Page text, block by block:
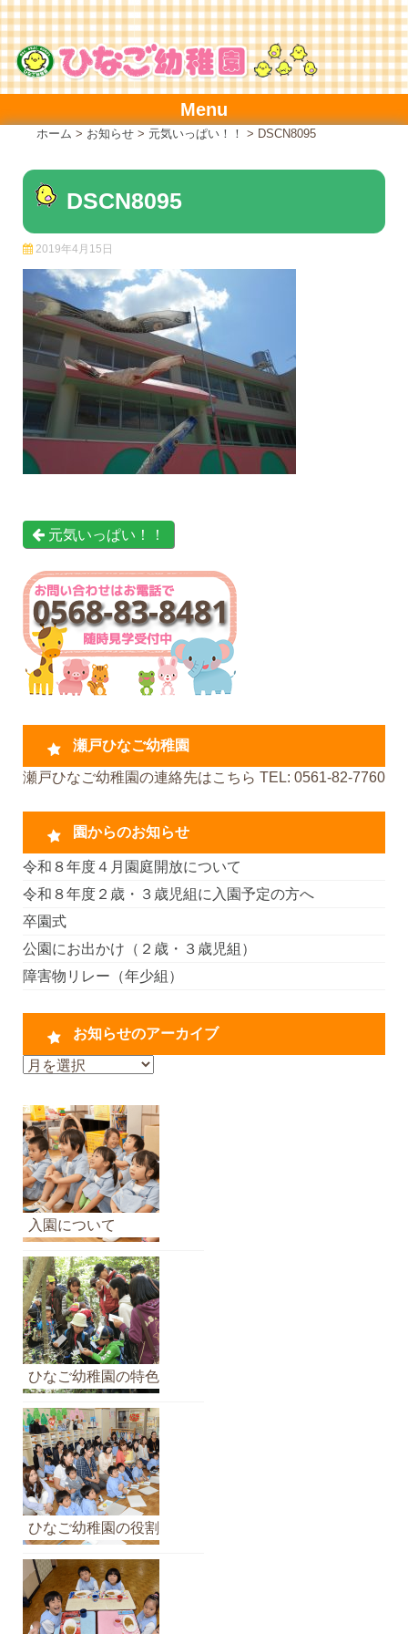
Skip
to
content
Menu
ホーム > お知らせ > 元気いっぱい！！ > DSCN8095
DSCN8095
2019年4月15日
元気いっぱい！！
瀬戸ひなご幼稚園
瀬戸ひなご幼稚園の連絡先はこちら TEL: 0561-82-7760
園からのお知らせ
令和８年度４月園庭開放について
令和８年度２歳・３歳児組に入園予定の方へ
卒園式
公園にお出かけ（２歳・３歳児組）
障害物リレー（年少組）
お知らせのアーカイブ
お
ら
せ
の
ア
ー
カ
イ
ブ
入園について
ひなご幼稚園の特色
ひなご幼稚園の役割